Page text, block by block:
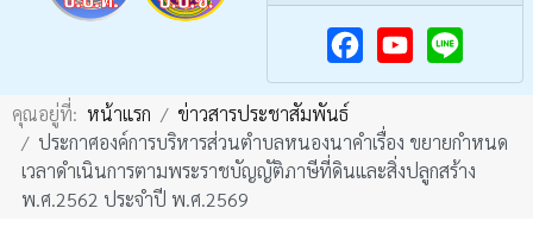
F
a
c
e
Y
u
T
คุณอยู่ที่: หน้าแรก
ข่าวสารประชาสัมพันธ์
ประกาศองค์การบริหารส่วนตำบลหนองนาคำเรื่อง ขยายกำหนด
เวลาดำเนินการตามพระราชบัญญัติภาษีที่ดินและสิ่งปลูกสร้าง
พ.ศ.2562 ประจำปี พ.ศ.2569